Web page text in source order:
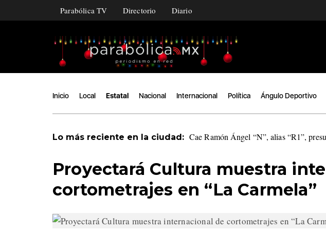
Parabólica TV Directorio Diario
Inicio Local Estatal Nacional Internacional Política Ángulo Deportivo
Lo más reciente en la ciudad: Cae Ramón Ángel “N”, alias “R1”,
Proyectará Cultura muestra
cortometrajes en “La Carmela”